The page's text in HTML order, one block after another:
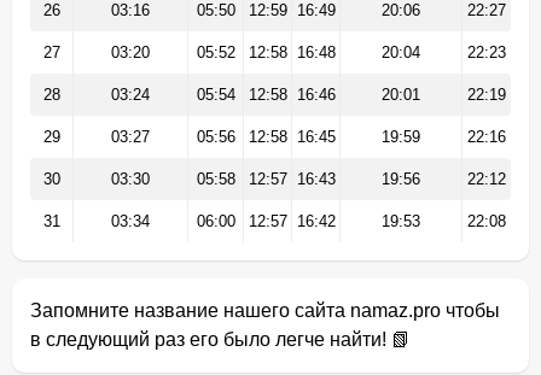
26 03:16 05:50 12:59 16:49 20:06 22:27
27 03:20 05:52 12:58 16:48 20:04 22:23
28 03:24 05:54 12:58 16:46 20:01 22:19
29 03:27 05:56 12:58 16:45 19:59 22:16
30 03:30 05:58 12:57 16:43 19:56 22:12
31 03:34 06:00 12:57 16:42 19:53 22:08
Запомните название нашего сайта namaz.pro чтобы
в следующий раз его было легче найти! 📗